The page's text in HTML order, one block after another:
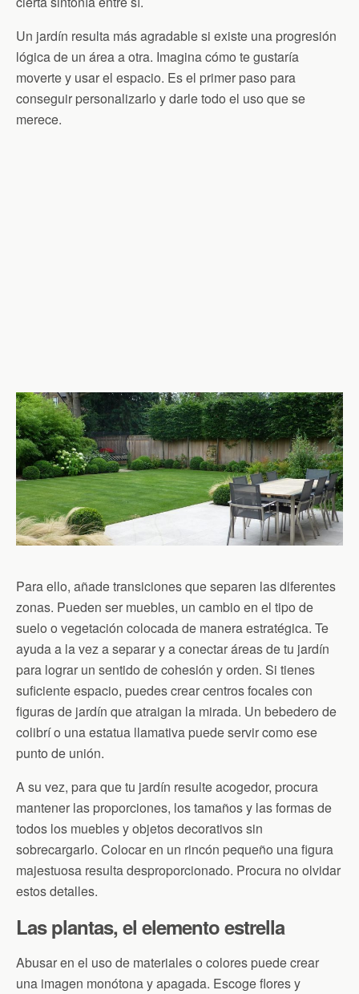
Un jardín resulta más agradable si existe una progresión
lógica de un área a otra. Imagina cómo te gustaría
moverte y usar el espacio. Es el primer paso para
conseguir personalizarlo y darle todo el uso que se
merece.
Para ello, añade transiciones que separen las diferentes
zonas. Pueden ser muebles, un cambio en el tipo de
suelo o vegetación colocada de manera estratégica. Te
ayuda a la vez a separar y a conectar áreas de tu jardín
para lograr un sentido de cohesión y orden. Si tienes
suficiente espacio, puedes crear centros focales con
figuras de jardín que atraigan la mirada. Un bebedero de
colibrí o una estatua llamativa puede servir como ese
punto de unión.
A su vez, para que tu jardín resulte acogedor, procura
mantener las proporciones, los tamaños y las formas de
todos los muebles y objetos decorativos sin
sobrecargarlo. Colocar en un rincón pequeño una figura
majestuosa resulta desproporcionado. Procura no olvidar
estos detalles.
Las plantas, el elemento estrella
Abusar en el uso de materiales o colores puede crear
una imagen monótona y apagada. Escoge flores y